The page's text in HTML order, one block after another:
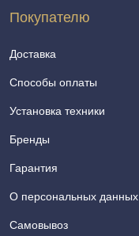
Покупателю
Доставка
Способы оплаты
Установка техники
Бренды
Гарантия
О персональных данных
Самовывоз